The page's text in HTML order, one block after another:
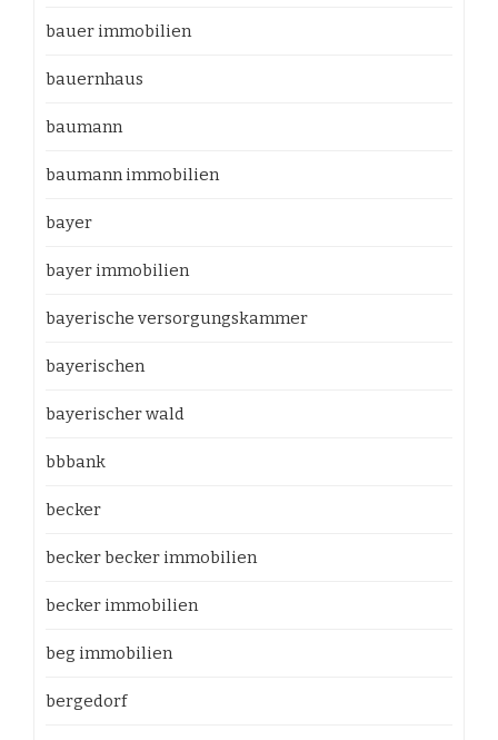
bauer immobilien
bauernhaus
baumann
baumann immobilien
bayer
bayer immobilien
bayerische versorgungskammer
bayerischen
bayerischer wald
bbbank
becker
becker becker immobilien
becker immobilien
beg immobilien
bergedorf